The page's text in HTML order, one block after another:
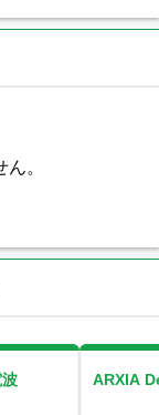
。
ARXIA